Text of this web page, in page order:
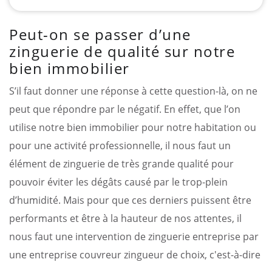
Peut-on se passer d’une
zinguerie de qualité sur notre
bien immobilier
S’il faut donner une réponse à cette question-là, on ne
peut que répondre par le négatif. En effet, que l’on
utilise notre bien immobilier pour notre habitation ou
pour une activité professionnelle, il nous faut un
élément de zinguerie de très grande qualité pour
pouvoir éviter les dégâts causé par le trop-plein
d’humidité. Mais pour que ces derniers puissent être
performants et être à la hauteur de nos attentes, il
nous faut une intervention de zinguerie entreprise par
une entreprise couvreur zingueur de choix, c'est-à-dire